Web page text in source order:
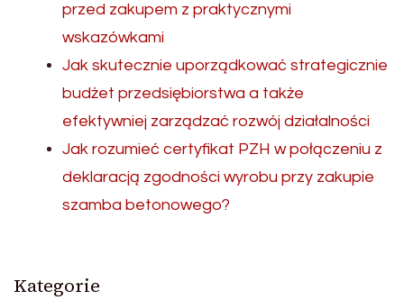
przed zakupem z praktycznymi
wskazówkami
Jak skutecznie uporządkować strategicznie
budżet przedsiębiorstwa a także
efektywniej zarządzać rozwój działalności
Jak rozumieć certyfikat PZH w połączeniu z
deklaracją zgodności wyrobu przy zakupie
szamba betonowego?
Kategorie